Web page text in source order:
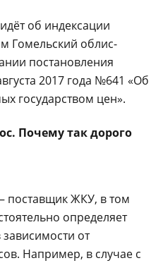
об индекса­ции
Гомельский облис­
постановления
2017 года №641 «Об
государством цен».
Почему так доро­го
ЖКУ, в том
опре­деляет
зависимо­сти от
Например, в случае с